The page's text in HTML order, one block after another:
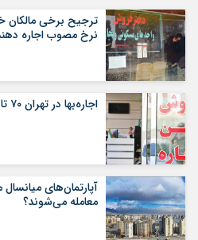
ترجیح برخی مالکان
نرخ مصوب اجاره
اجاره‌بها در تهران ۷۰ تا ۱۰۰ درصدی افزایش یافت
آپارتمان‌های
معامله می‌شوند؟